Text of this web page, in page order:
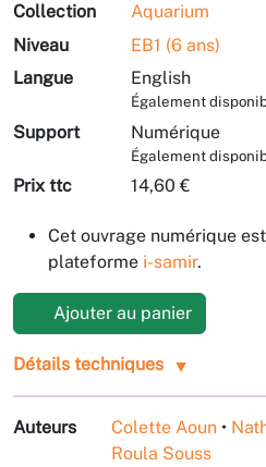
Collection
Aquarium
Niveau
EB1 (6 ans)
Langue
English
Également
Support Numérique
Également
Prix ttc 14,60 €
Cet ouvrage numérique
plateforme i-samir.
Ajouter au panier
Détails techniques
Auteurs Colette Aoun •
Roula Souss